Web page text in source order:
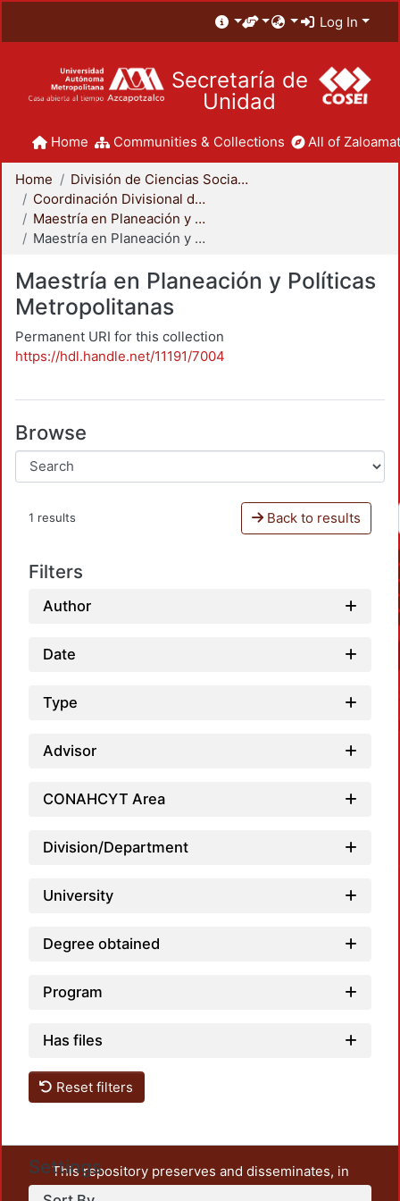
Log In
Secretaría de
Unidad
Home Communities & Collections All of
Home
División de Ciencias Sociales y Humanidades
Coordinación Divisional de Posgrado
Maestría en Planeación y Políticas Metropolitanas
Maestría en Planeación y Políticas Metropolitanas
Maestría en Planeación y Políticas
Metropolitanas
Permanent URI for this collection
https://hdl.handle.net/11191/7004
Browse
1 results Back to results
Filters
Author
Date
Type
Advisor
CONAHCYT Area
Division/Department
University
Degree obtained
Program
Has files
Reset filters
Settings
This repository preserves and disseminates, in
unrestricted open access, the teaching and research